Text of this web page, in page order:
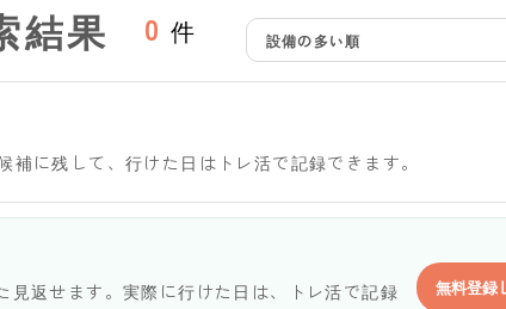
結果 0 件 設備の多い順
に残して、行けた日はトレ活で記録できます。
返せます。実際に行けた日は、トレ活で記録
無料登録